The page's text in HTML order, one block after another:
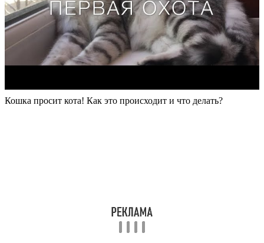
Кошка просит кота! Как это происходит и что делать?